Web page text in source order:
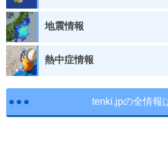
地震情報
熱中症情報
tenki.jpの全情報